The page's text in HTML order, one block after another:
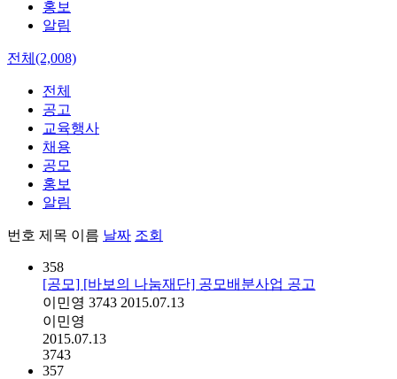
홍보
알림
전체(2,008)
전체
공고
교육행사
채용
공모
홍보
알림
번호 제목 이름 날짜 조회
358
[공모] [바보의 나눔재단] 공모배분사업 공고
이민영 3743 2015.07.13
이민영
2015.07.13
3743
357